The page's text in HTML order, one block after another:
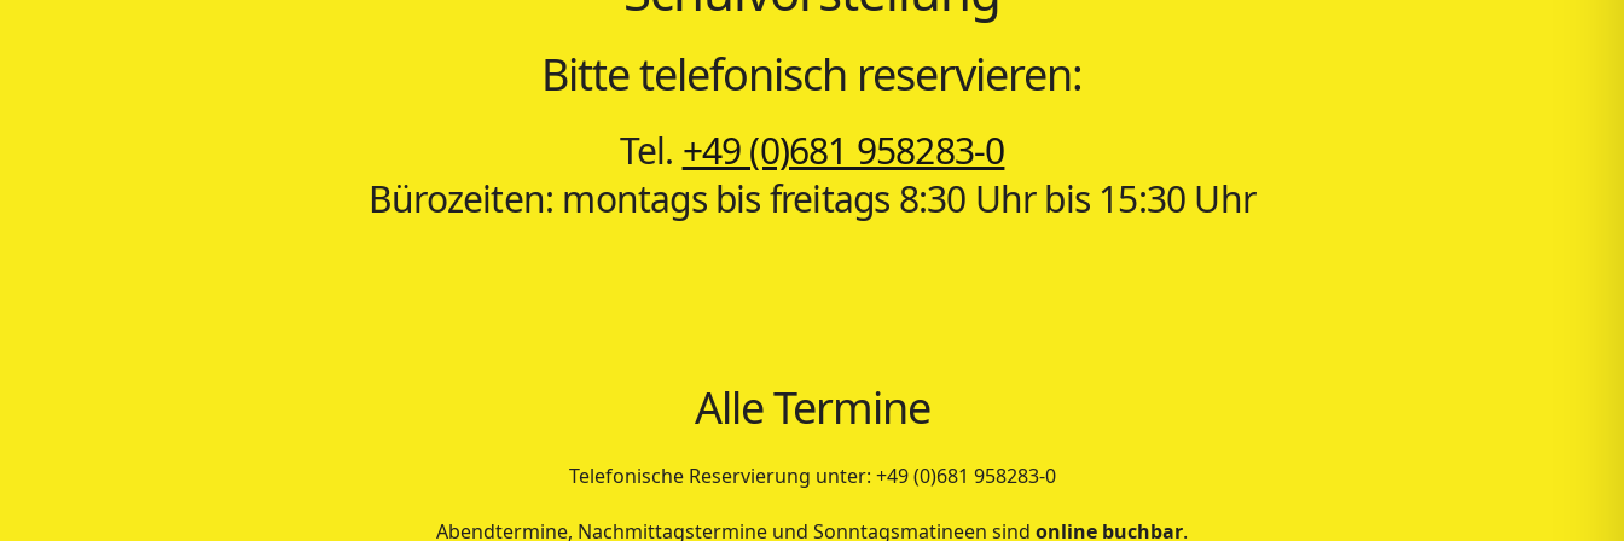
Bitte telefonisch reservieren:
Tel. +49 (0)681 958283-0
Bürozeiten: montags bis freitags 8:30 Uhr bis 15:30 Uhr
Alle Termine
Telefonische Reservierung unter: +49 (0)681 958283-0
Abendtermine, Nachmittagstermine und Sonntagsmatineen sind online buchbar.